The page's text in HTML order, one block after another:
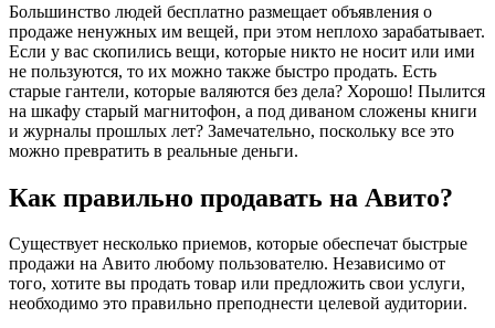
Большинство людей бесплатно размещает объявления о
продаже ненужных им вещей, при этом неплохо зарабатывает.
Если у вас скопились вещи, которые никто не носит или ими
не пользуются, то их можно также быстро продать. Есть
старые гантели, которые валяются без дела? Хорошо! Пылится
на шкафу старый магнитофон, а под диваном сложены книги
и журналы прошлых лет? Замечательно, поскольку все это
можно превратить в реальные деньги.
Как правильно продавать на Авито?
Существует несколько приемов, которые обеспечат быстрые
продажи на Авито любому пользователю. Независимо от
того, хотите вы продать товар или предложить свои услуги,
необходимо это правильно преподнести целевой аудитории.